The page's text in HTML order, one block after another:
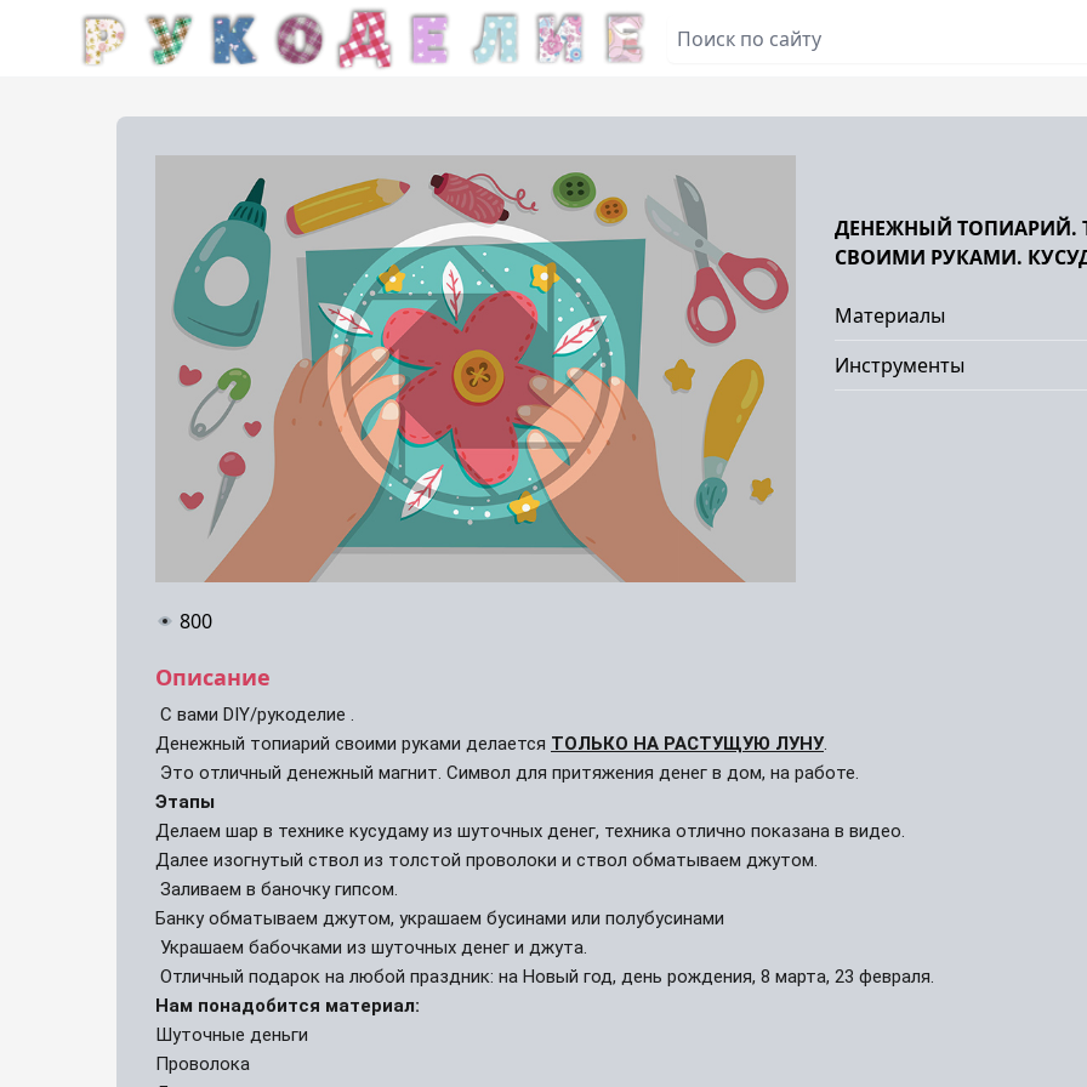
ДЕНЕЖНЫЙ ТОПИАРИЙ.
СВОИМИ РУКАМИ.
Материалы
Инструменты
800
Описание
С вами DIY/рукоделие .
Денежный топиарий своими руками делается ТОЛЬКО НА РАСТУЩУЮ ЛУНУ.
Это отличный денежный магнит. Символ для притяжения денег в дом, на работе.
Этапы
Делаем шар в технике кусудаму из шуточных денег, техника отлично показана в видео.
Далее изогнутый ствол из толстой проволоки и ствол обматываем джутом.
Заливаем в баночку гипсом.
Банку обматываем джутом, украшаем бусинами или полубусинами
Украшаем бабочками из шуточных денег и джута.
Отличный подарок на любой праздник: на Новый год, день рождения, 8 марта, 23 февраля.
Нам понадобится материал:
Шуточные деньги
Проволока